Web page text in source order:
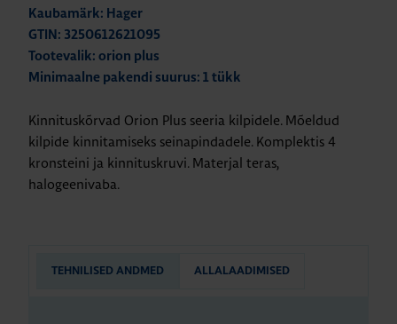
Kaubamärk: Hager
GTIN: 3250612621095
Tootevalik: orion plus
Minimaalne pakendi suurus: 1 tükk
Kinnituskõrvad Orion Plus seeria kilpidele. Mõeldud
kilpide kinnitamiseks seinapindadele. Komplektis 4
kronsteini ja kinnituskruvi. Materjal teras,
halogeenivaba.
TEHNILISED ANDMED ALLALAADIMISED